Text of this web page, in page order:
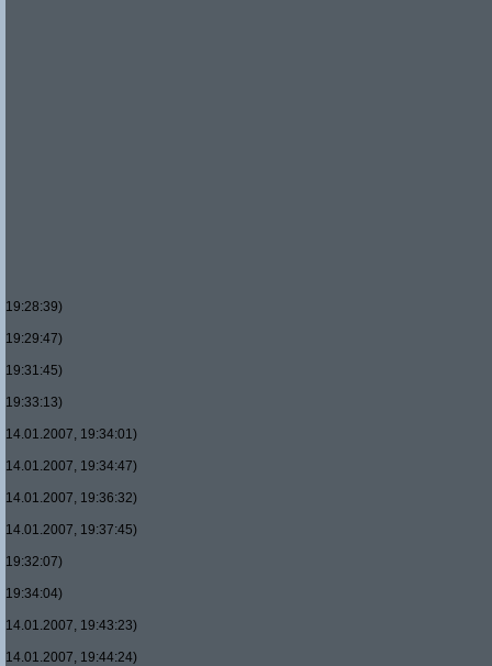
19:28:39)
19:29:47)
19:31:45)
19:33:13)
14.01.2007, 19:34:01)
14.01.2007, 19:34:47)
14.01.2007, 19:36:32)
14.01.2007, 19:37:45)
19:32:07)
19:34:04)
14.01.2007, 19:43:23)
14.01.2007, 19:44:24)